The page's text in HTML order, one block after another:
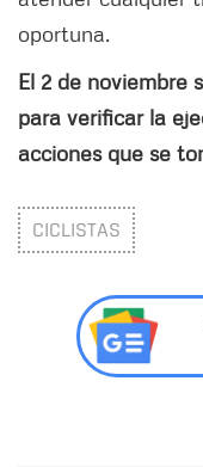
oportuna.
El 2 de noviembre
para verificar la
acciones que se
CICLISTAS